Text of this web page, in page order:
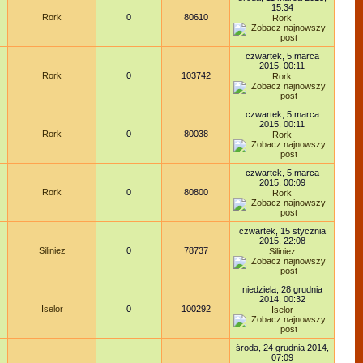
Rork 0 80610
15:34
Rork
Rork 0 103742
czwartek, 5 marca
2015, 00:11
Rork
Rork 0 80038
czwartek, 5 marca
2015, 00:11
Rork
Rork 0 80800
czwartek, 5 marca
2015, 00:09
Rork
Siliniez 0 78737
czwartek, 15 stycznia
2015, 22:08
Siliniez
Iselor 0 100292
niedziela, 28 grudnia
2014, 00:32
Iselor
środa, 24 grudnia 2014,
07:09